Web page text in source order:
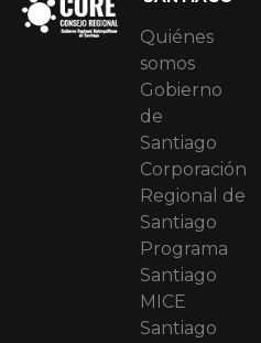
Quiénes
somos
Gobierno
de
Santiago
Corporación
Regional de
Santiago
Programa
Santiago
MICE
Santiago